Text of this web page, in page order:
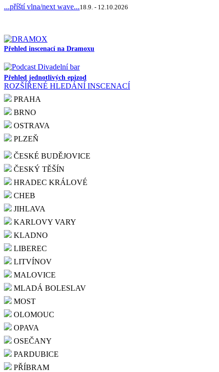
...příští vlna/next wave...18.9. - 12.10.2026
Přehled inscenací na Dramoxu
Přehled jednotlivých epizod
ROZŠÍŘENÉ HLEDÁNÍ INSCENACÍ
PRAHA
BRNO
OSTRAVA
PLZEŇ
ČESKÉ BUDĚJOVICE
ČESKÝ TĚŠÍN
HRADEC KRÁLOVÉ
CHEB
JIHLAVA
KARLOVY VARY
KLADNO
LIBEREC
LITVÍNOV
MALOVICE
MLADÁ BOLESLAV
MOST
OLOMOUC
OPAVA
OSEČANY
PARDUBICE
PŘÍBRAM